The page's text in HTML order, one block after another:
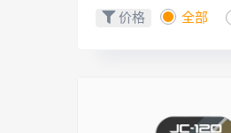
价格 全部